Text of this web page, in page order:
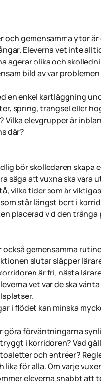
och gemensamma ytor
Eleverna vet inte
agerar olika och
bild av var
en enkel kartläggning
spring, trängsel eller
Vilka elevgrupper är
där?
bör skolledaren skapa
säga att vuxna ska vara
vilka tider som är
står längst bort i
placerad vid den
också gemensamma
slutar släpper
är fri, nästa
vet var de ska
i flödet kan minska
göra förväntningarna
i korridoren? Vad
och entréer?
lika för alla. Om varje
eleverna snabbt att